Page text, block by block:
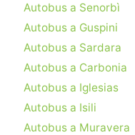
Autobus a Senorbì
Autobus a Guspini
Autobus a Sardara
Autobus a Carbonia
Autobus a Iglesias
Autobus a Isili
Autobus a Muravera